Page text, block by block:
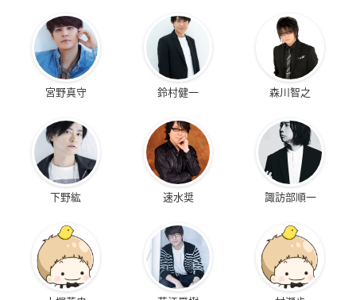
宮野真守 鈴村健一 森川智之
下野紘 速水奨 諏訪部順一